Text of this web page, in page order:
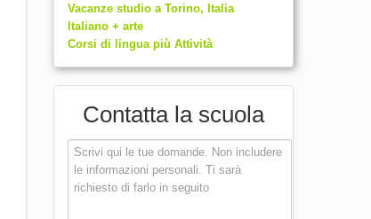
Vacanze studio a Torino, Italia
Italiano + arte
Corsi di lingua più Attività
Contatta la scuola